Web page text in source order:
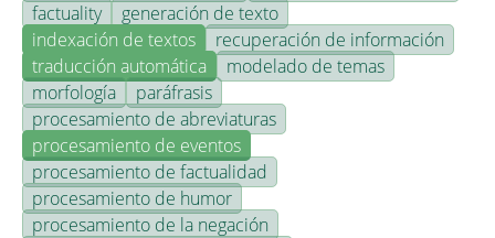
factuality
generación de texto
indexación de textos
recuperación de información
traducción automática
modelado de temas
morfología
paráfrasis
procesamiento de abreviaturas
procesamiento de eventos
procesamiento de factualidad
procesamiento de humor
procesamiento de la negación